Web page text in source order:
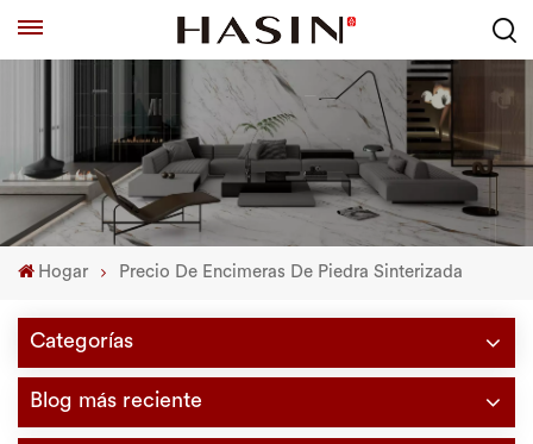
Hogar Precio De Encimeras De Piedra Sinterizada
Categorías
Blog más reciente